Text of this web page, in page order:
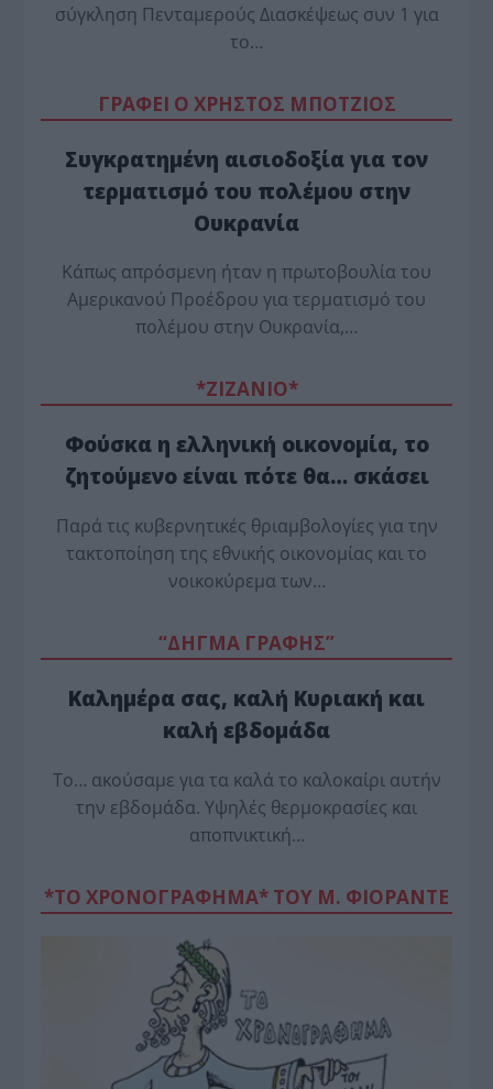
σύγκληση Πενταμερούς Διασκέψεως συν 1 για
το…
ΓΡΑΦΕΙ Ο ΧΡΗΣΤΟΣ ΜΠΟΤΖΙΟΣ
Συγκρατημένη αισιοδοξία για τον
τερματισμό του πολέμου στην
Ουκρανία
Κάπως απρόσμενη ήταν η πρωτοβουλία του
Αμερικανού Προέδρου για τερματισμό του
πολέμου στην Ουκρανία,…
*ZΙΖΑΝΙΟ*
Φούσκα η ελληνική οικονομία, το
ζητούμενο είναι πότε θα… σκάσει
Παρά τις κυβερνητικές θριαμβολογίες για την
τακτοποίηση της εθνικής οικονομίας και το
νοικοκύρεμα των…
“ΔΗΓΜΑ ΓΡΑΦΗΣ”
Καλημέρα σας, καλή Κυριακή και
καλή εβδομάδα
Το… ακούσαμε για τα καλά το καλοκαίρι αυτήν
την εβδομάδα. Υψηλές θερμοκρασίες και
αποπνικτική…
*ΤΟ ΧΡΟΝΟΓΡΑΦΗΜΑ* ΤΟΥ Μ. ΦΙΟΡΆΝΤΕ